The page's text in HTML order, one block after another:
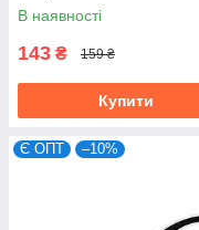
В наявності
143 ₴ 159 ₴
Купити
Є ОПТ –10%